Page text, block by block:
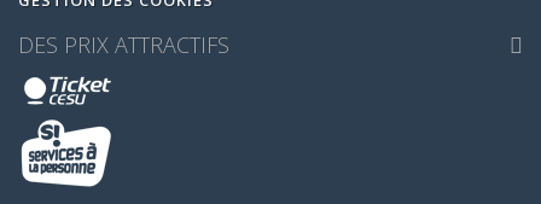
DES PRIX ATTRACTIFS